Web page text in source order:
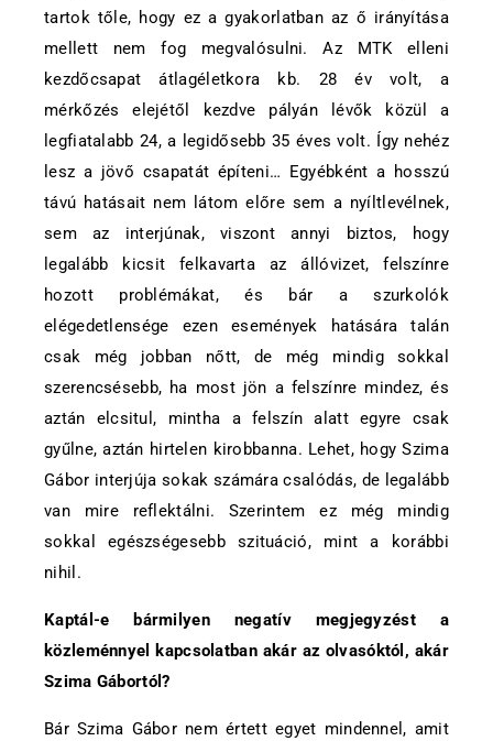
tartok tőle, hogy ez a gyakorlatban az ő irányítása
mellett nem fog megvalósulni. Az MTK elleni
kezdőcsapat átlagéletkora kb. 28 év volt, a
mérkőzés elejétől kezdve pályán lévők közül a
legfiatalabb 24, a legidősebb 35 éves volt. Így nehéz
lesz a jövő csapatát építeni… Egyébként a hosszú
távú hatásait nem látom előre sem a nyíltlevélnek,
sem az interjúnak, viszont annyi biztos, hogy
legalább kicsit felkavarta az állóvizet, felszínre
hozott problémákat, és bár a szurkolók
elégedetlensége ezen események hatására talán
csak még jobban nőtt, de még mindig sokkal
szerencsésebb, ha most jön a felszínre mindez, és
aztán elcsitul, mintha a felszín alatt egyre csak
gyűlne, aztán hirtelen kirobbanna. Lehet, hogy Szima
Gábor interjúja sokak számára csalódás, de legalább
van mire reflektálni. Szerintem ez még mindig
sokkal egészségesebb szituáció, mint a korábbi
nihil.
Kaptál-e bármilyen negatív megjegyzést a
közleménnyel kapcsolatban akár az olvasóktól, akár
Szima Gábortól?
Bár Szima Gábor nem értett egyet mindennel, amit